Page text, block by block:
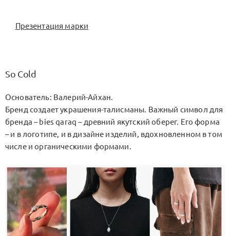
Презентация марки
So Cold
Основатель: Валерий-Айхан.
Бренд создает украшения-талисманы. Важный символ для
бренда – bies qaraq – древний якутский оберег. Его форма
– и в логотипе, и в дизайне изделий, вдохновленном в том
числе и органическими формами.